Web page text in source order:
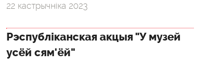
22 кастрычніка 2023
Рэспубліканская акцыя "У музей
усёй сям'ёй"